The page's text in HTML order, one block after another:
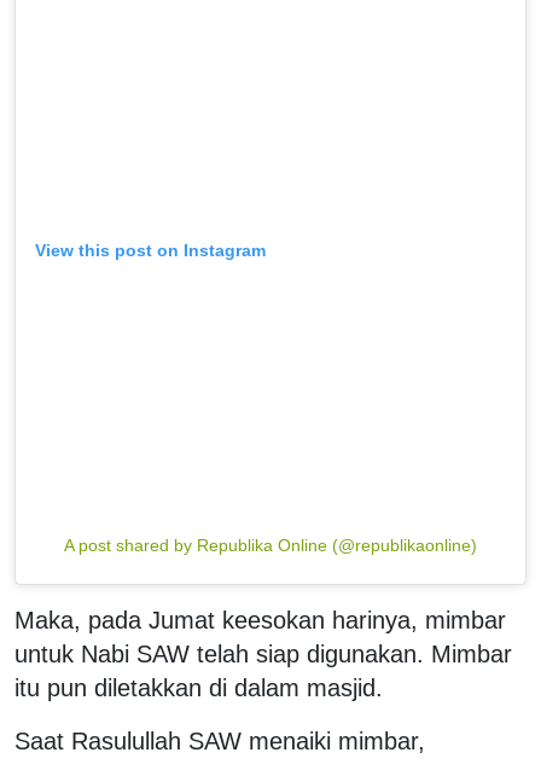
View this post on Instagram
A post shared by Republika Online (@republikaonline)
Maka, pada Jumat keesokan harinya, mimbar
untuk Nabi SAW telah siap digunakan. Mimbar
itu pun diletakkan di dalam masjid.
Saat Rasulullah SAW menaiki mimbar,